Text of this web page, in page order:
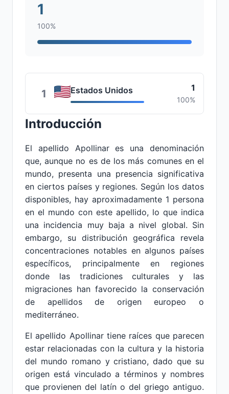
1
100%
1 Estados Unidos 1
100%
Introducción
El apellido Apollinar es una denominación
que, aunque no es de los más comunes en el
mundo, presenta una presencia significativa
en ciertos países y regiones. Según los datos
disponibles, hay aproximadamente 1 persona
en el mundo con este apellido, lo que indica
una incidencia muy baja a nivel global. Sin
embargo, su distribución geográfica revela
concentraciones notables en algunos países
específicos, principalmente en regiones
donde las tradiciones culturales y las
migraciones han favorecido la conservación
de apellidos de origen europeo o
mediterráneo.
El apellido Apollinar tiene raíces que parecen
estar relacionadas con la cultura y la historia
del mundo romano y cristiano, dado que su
origen está vinculado a términos y nombres
que provienen del latín o del griego antiguo.